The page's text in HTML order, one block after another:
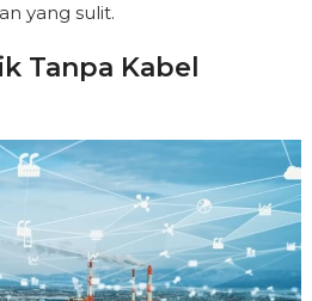
yang sulit.
Tanpa Kabel